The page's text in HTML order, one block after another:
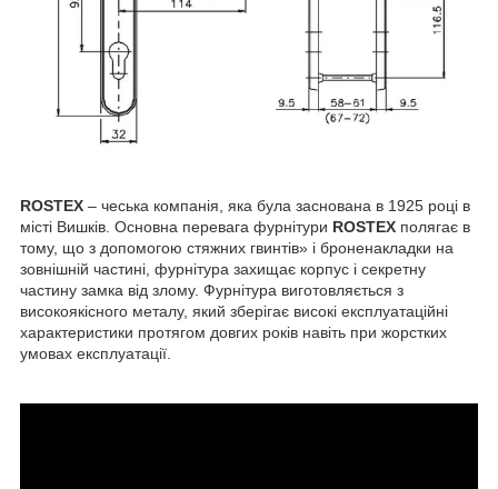
ROSTEX – чеська компанія, яка була заснована в 1925 році в
місті Вишків. Основна перевага фурнітури ROSTEX полягає в
тому, що з допомогою стяжних гвинтів» і броненакладки на
зовнішній частині, фурнітура захищає корпус і секретну
частину замка від злому. Фурнітура виготовляється з
високоякісного металу, який зберігає високі експлуатаційні
характеристики протягом довгих років навіть при жорстких
умовах експлуатації.